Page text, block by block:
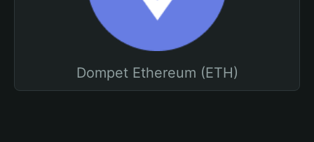
Dompet Ethereum (ETH)